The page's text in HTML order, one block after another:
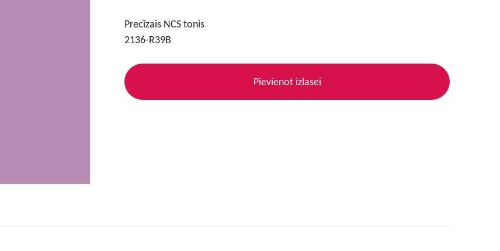
Precīzais NCS tonis
2136-R39B
Pievienot izlasei